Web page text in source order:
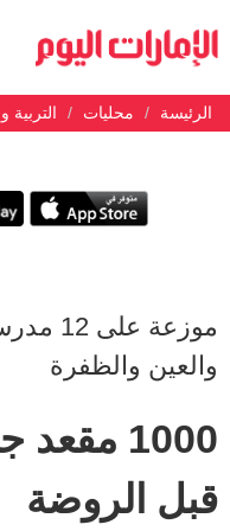
الرئيسة محليات التربية
موزعة
والعين والظفرة
1000
قبل الروضة